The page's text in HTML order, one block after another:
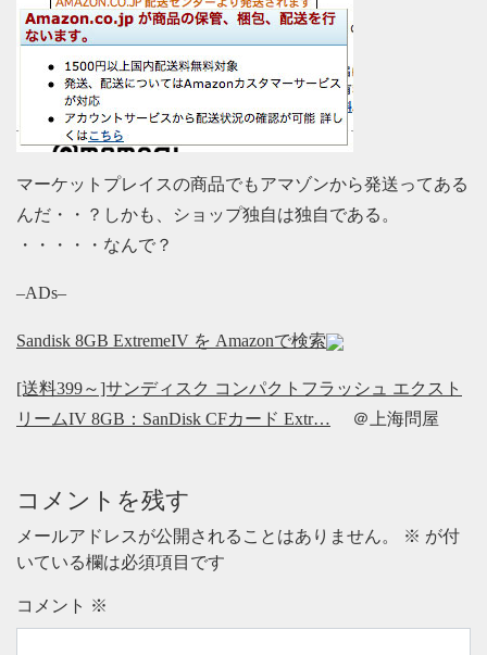
マーケットプレイスの商品でもアマゾンから発送ってある
んだ・・？しかも、ショップ独自は独自である。
・・・・・なんで？
–ADs–
Sandisk 8GB ExtremeIV を Amazonで検索
[送料399～]サンディスク コンパクトフラッシュ エクスト
リームIV 8GB：SanDisk CFカード Extr… ＠上海問屋
コメントを残す
メールアドレスが公開されることはありません。 ※ が付
いている欄は必須項目です
コメント ※